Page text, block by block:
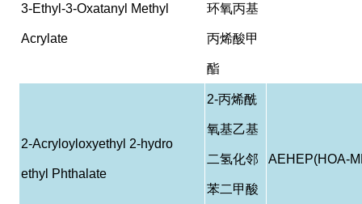
3-Ethyl-3-Oxatanyl Methyl
Acrylate
环氧丙基
丙烯酸甲
酯
2-Acryloyloxyethyl 2-hydro
ethyl Phthalate
2-丙烯酰
氧基乙基
二氢化邻
苯二甲酸
AEHEP(HOA-